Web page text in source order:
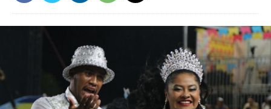
Amazônia